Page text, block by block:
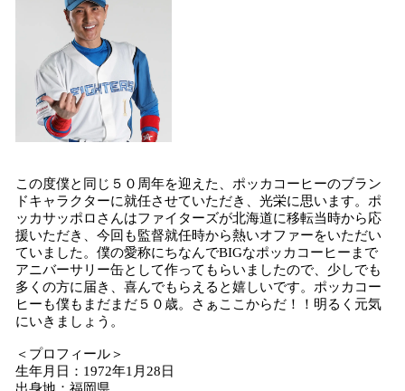
この度僕と同じ５０周年を迎えた、ポッカコーヒーのブラン
ドキャラクターに就任させていただき、光栄に思います。ポ
ッカサッポロさんはファイターズが北海道に移転当時から応
援いただき、今回も監督就任時から熱いオファーをいただい
ていました。僕の愛称にちなんでBIGなポッカコーヒーまで
アニバーサリー缶として作ってもらいましたので、少しでも
多くの方に届き、喜んでもらえると嬉しいです。ポッカコー
ヒーも僕もまだまだ５０歳。さぁここからだ！！明るく元気
にいきましょう。
＜プロフィール＞
生年月日：1972年1月28日